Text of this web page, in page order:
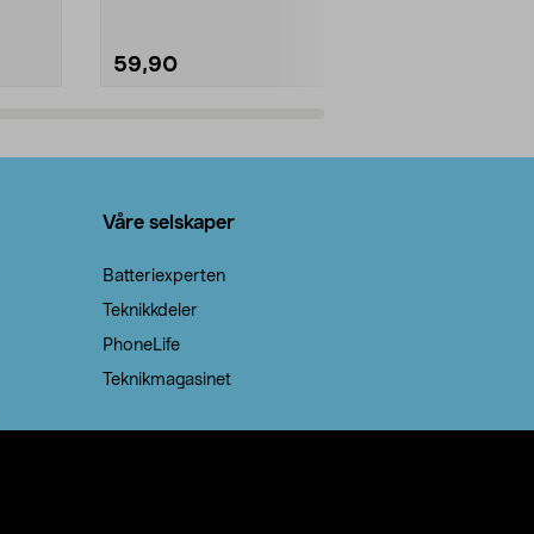
59,90
Våre selskaper
Batteriexperten
Teknikkdeler
PhoneLife
Teknikmagasinet